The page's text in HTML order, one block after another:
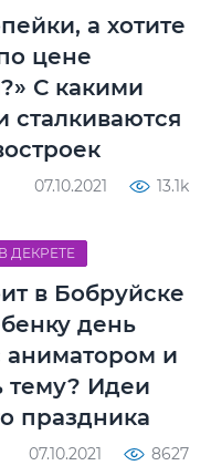
а хотите
цене
С какими
сталкиваются
07.10.2021 13.1k
ДЕКРЕТЕ
в Бобруйске
день
и
тему? Идеи
праздника
07.10.2021 8627